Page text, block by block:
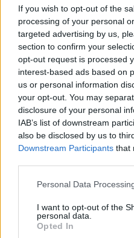
If you wish to opt-out of the
processing of your personal
targeted advertising by us,
section to confirm your
opt-out request is processed
interest-based ads based on
us or personal information
your opt-out. You may
disclosure of your personal
IAB’s list of downstream
also be disclosed by us to
Downstream Participants that
Please note that this
not limited to your visit or
grant or deny consent to
use your data for below
Personal Data
I want to opt-out of the
personal data.
Opted In
Helyi hírek Katasztrófavédelem